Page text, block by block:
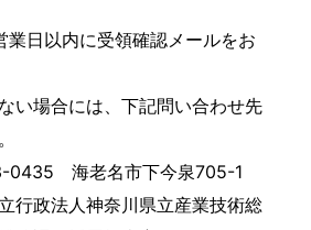
日以内に受領確認メールをお
場合には、下記問い合わせ先
海老名市下今泉705-1
人神奈川県立産業技術総